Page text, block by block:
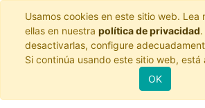
Usamos cookies en este sitio web. Lea
ellas en nuestra política de privacidad
desactivarlas, configure
Si continúa usando este sitio web, está
OK